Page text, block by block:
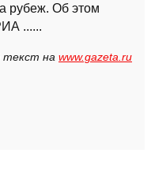
рубеж. Об этом
......
текст на www.gazeta.ru